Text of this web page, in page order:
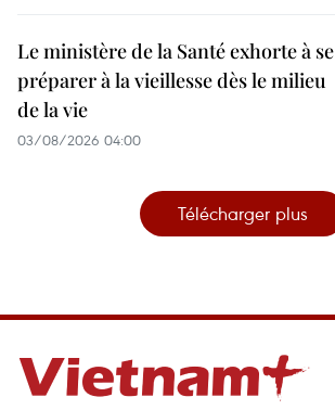
Le ministère de la Santé exhorte à se
préparer à la vieillesse dès le milieu
de la vie
03/08/2026 04:00
Télécharger plus